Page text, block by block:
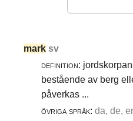
mark sv
definition:
bestående av berg
påverkas ...
övriga språk: da, de,